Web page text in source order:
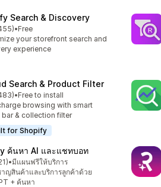
Search & Discovery
5 ดาว
รีวิว
•Free
your storefront search and
experience
Search & Product Filter
5 ดาว
รีวิว
•Free to install
browsing with smart
bar & collection filter
for Shopify
ค้นหา AI และแชทบอท
5 ดาว
รีวิว
•มีแผนฟรีให้บริการ
าญสินค้าและบริการลูกค้าด้วย
+ ค้นหา